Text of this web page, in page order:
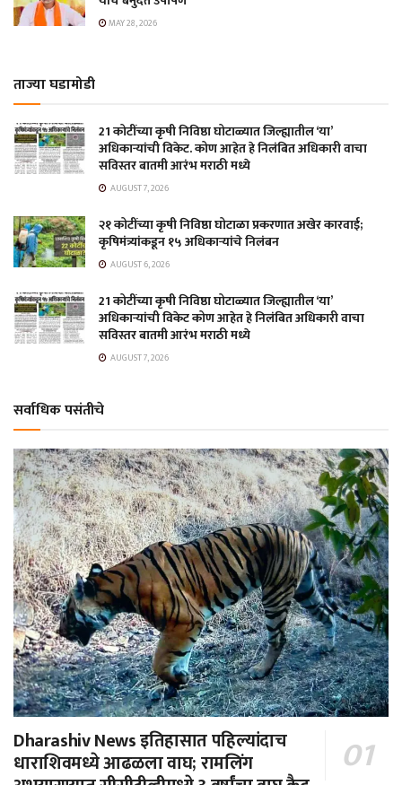
MAY 28, 2026
ताज्या घडामोडी
21 कोटींच्या कृषी निविष्ठा घोटाळ्यात जिल्ह्यातील ‘या’
अधिकाऱ्यांची विकेट. कोण आहेत हे निलंबित अधिकारी वाचा
सविस्तर बातमी आरंभ मराठी मध्ये
AUGUST 7, 2026
२१ कोटींच्या कृषी निविष्ठा घोटाळा प्रकरणात अखेर कारवाई;
कृषिमंत्र्यांकडून १५ अधिकाऱ्यांचे निलंबन
AUGUST 6, 2026
21 कोटींच्या कृषी निविष्ठा घोटाळ्यात जिल्ह्यातील ‘या’
अधिकाऱ्यांची विकेट कोण आहेत हे निलंबित अधिकारी वाचा
सविस्तर बातमी आरंभ मराठी मध्ये
AUGUST 7, 2026
सर्वाधिक पसंतीचे
Dharashiv News इतिहासात पहिल्यांदाच
धाराशिवमध्ये आढळला वाघ; रामलिंग